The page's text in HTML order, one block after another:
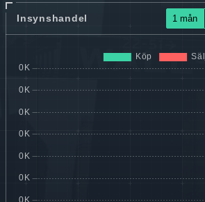
Insynshandel 1 mån